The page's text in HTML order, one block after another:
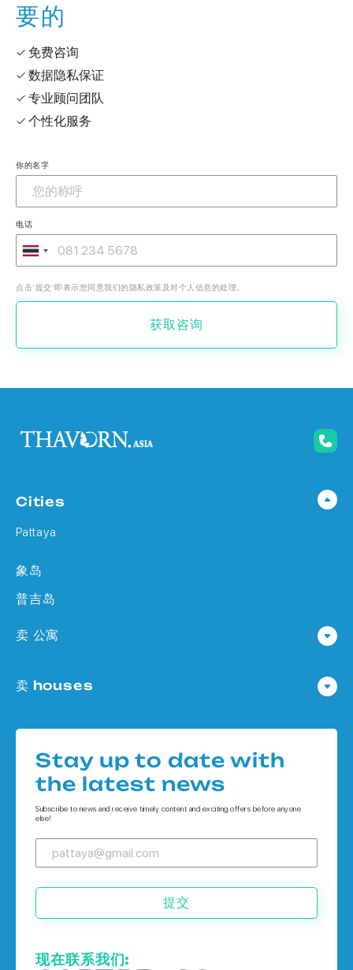
要的
✓ 免费咨询
✓ 数据隐私保证
✓ 专业顾问团队
✓ 个性化服务
你的名字
电话
点击‘提交’即表示您同意我们的隐私政策及对个人信息的处理。
获取咨询
Cities
Pattaya
象岛
普吉岛
卖 公寓
公寓 在
公寓 在 普吉岛
卖 houses
Houses 在 象岛
Stay up to date with
the latest news
Subscribe to news and receive timely content and exciting offers before anyone
else!
提交
现在联系我们: